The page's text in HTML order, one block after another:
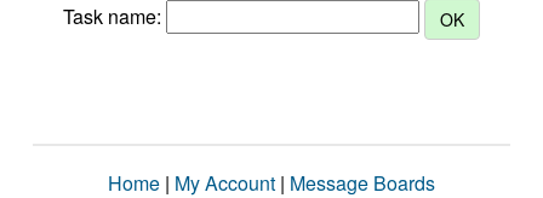
Task name:
Home | My Account | Message Boards